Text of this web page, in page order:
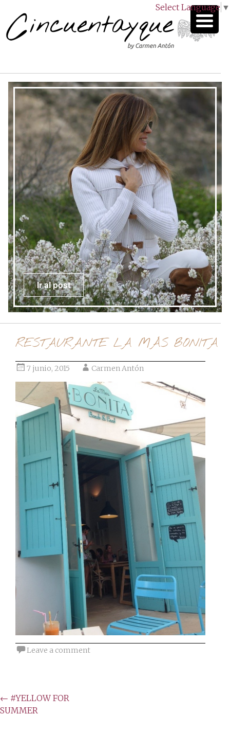
Select Language ▼
Ir al post
RESTAURANTE LA MÁS BONITA
7 junio, 2015 Carmen Antón
Leave a comment
Post
navigation
← #YELLOW FOR
SUMMER